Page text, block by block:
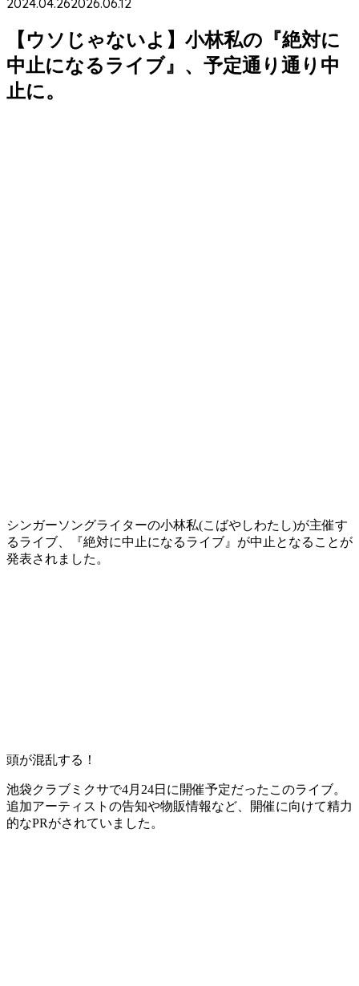
2024.04.262026.06.12
【ウソじゃないよ】小林私の『絶対に
中止になるライブ』、予定通り通り中
止に。
シンガーソングライターの小林私(こばやしわたし)が主催す
るライブ、『絶対に中止になるライブ』が中止となることが
発表されました。
頭が混乱する！
池袋クラブミクサで4月24日に開催予定だったこのライブ。
追加アーティストの告知や物販情報など、開催に向けて精力
的なPRがされていました。